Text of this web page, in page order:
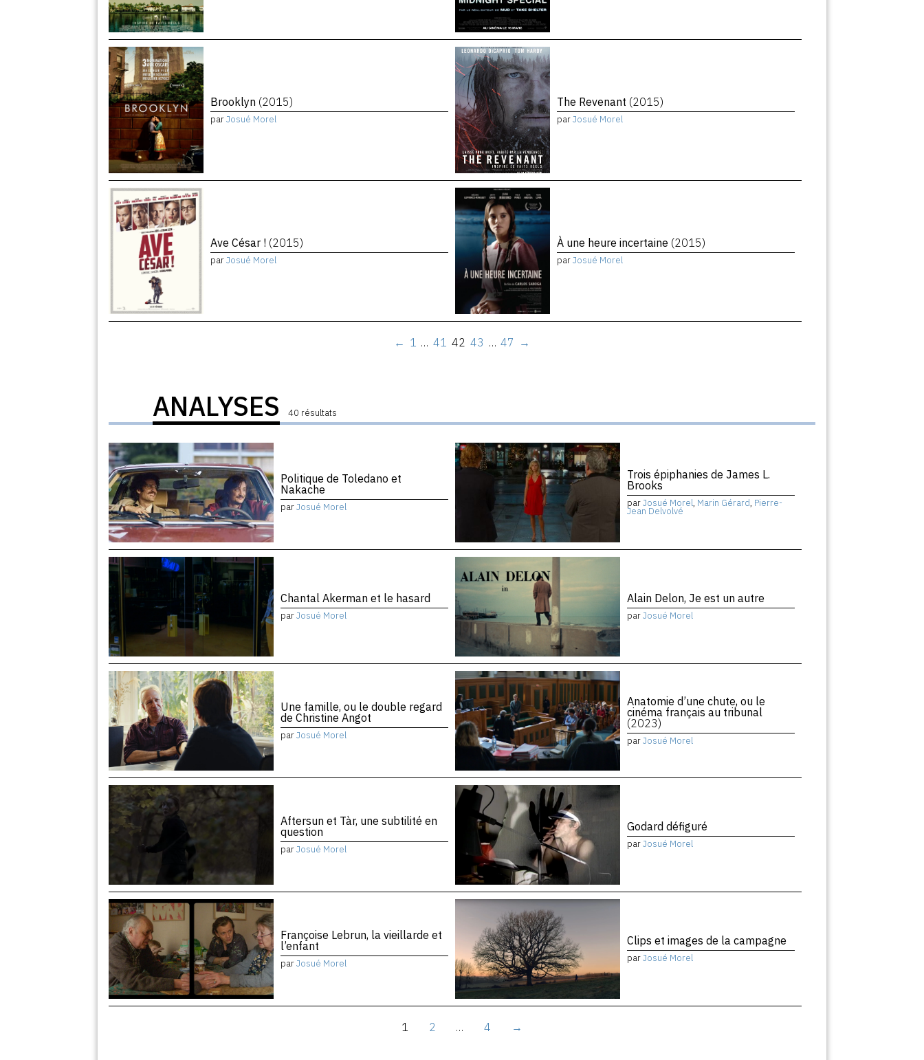
Brooklyn (2015)
parJosué Morel
The Revenant (2015)
parJosué Morel
Ave César ! (2015)
parJosué Morel
À une heure incertaine (2015)
parJosué Morel
← 1 … 41 42 43 … 47 →
ANALYSES 40 résultats
Politique de Toledano et
Nakache
parJosué Morel
Trois épiphanies de James L.
Brooks
parJosué Morel, Marin Gérard, Pierre-
Jean Delvolvé
Chantal Akerman et le hasard
parJosué Morel
Alain Delon, Je est un autre
parJosué Morel
Une famille, ou le double regard
de Christine Angot
parJosué Morel
Anatomie d’une chute, ou le
cinéma français au tribunal
(2023)
parJosué Morel
Aftersun et Tàr, une subtilité en
question
parJosué Morel
Godard défiguré
parJosué Morel
Françoise Lebrun, la vieillarde et
l’enfant
parJosué Morel
Clips et images de la campagne
parJosué Morel
1 2 … 4 →